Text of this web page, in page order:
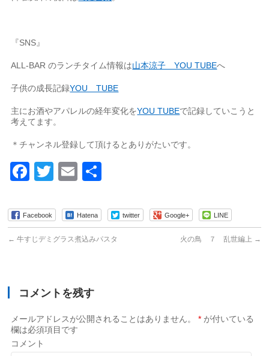
『SNS』
ALL-BAR のランチタイム情報は山本涼子 YOU TUBEへ
子供の成長記録YOU TUBE
主にお酒やアパレルの経年変化をYOU TUBEで記録していこうと
考えてます。
＊チャンネル登録して頂けるとありがたいです。
Facebook
TwitterEmail
Facebook Hatena twitter Google+ LINE
← 牛すじデミグラス煮込みパスタ 火の鳥 ７ 乱世編上 →
コメントを残す
メールアドレスが公開されることはありません。 * が付いている
欄は必須項目です
コメント